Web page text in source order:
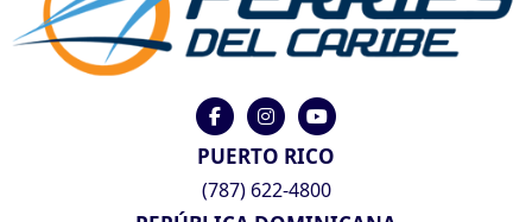
PUERTO RICO
(787) 622-4800